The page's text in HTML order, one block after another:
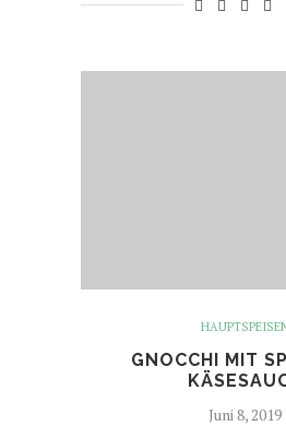
GNOCCHI MIT
Juni 8, 2019